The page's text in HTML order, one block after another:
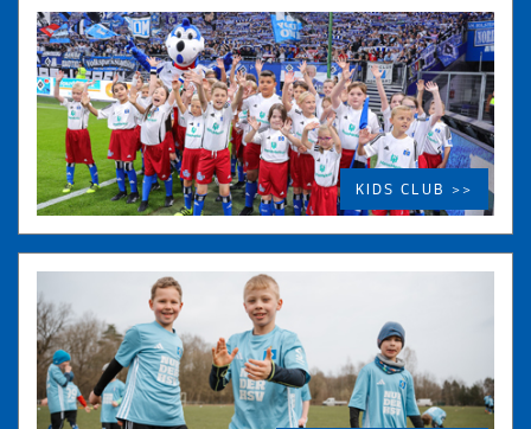
KIDS CLUB >>